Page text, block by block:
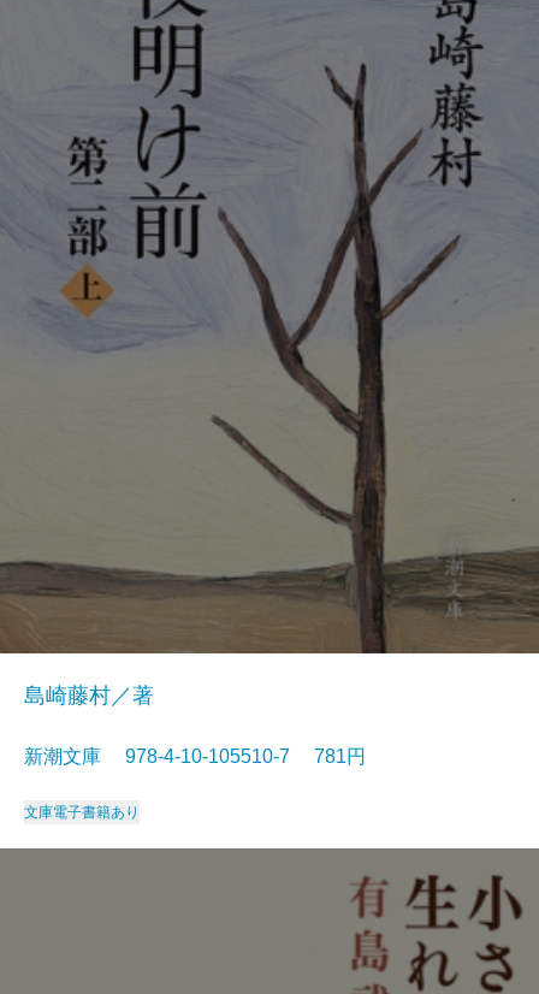
島崎藤村／著
新潮文庫 978-4-10-105510-7 781円
文庫電子書籍あり